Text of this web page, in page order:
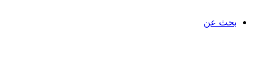
بحث عن